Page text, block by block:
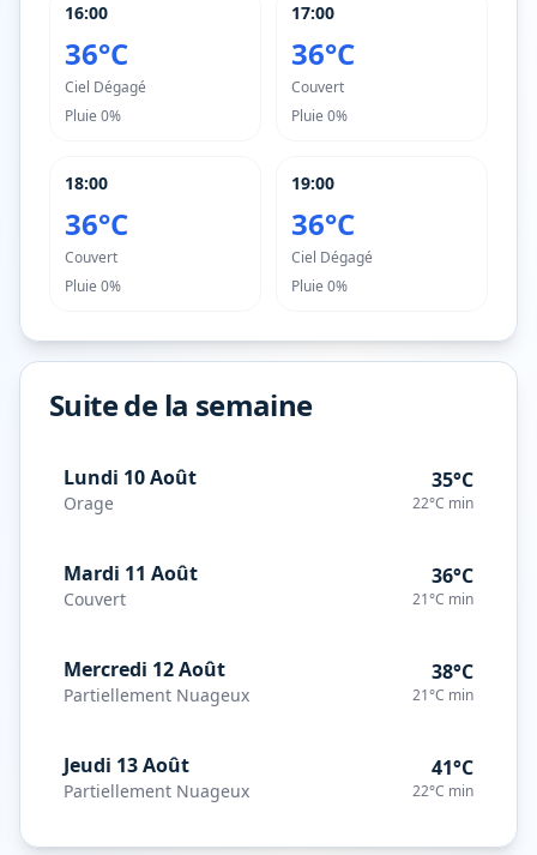
16:00
36°C
Ciel Dégagé
Pluie 0%
17:00
36°C
Couvert
Pluie 0%
18:00
36°C
Couvert
Pluie 0%
19:00
36°C
Ciel Dégagé
Pluie 0%
Suite de la semaine
Lundi 10 Août
Orage
35°C
22°C min
Mardi 11 Août
Couvert
36°C
21°C min
Mercredi 12 Août
Partiellement Nuageux
38°C
21°C min
Jeudi 13 Août
Partiellement Nuageux
41°C
22°C min